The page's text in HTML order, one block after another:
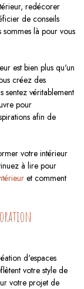
redécorer
de conseils
là pour vous
est bien plus qu'un
créez des
sentez véritablement
pour
afin de
votre intérieur
à lire pour
et comment
d'espaces
votre style de
votre projet de